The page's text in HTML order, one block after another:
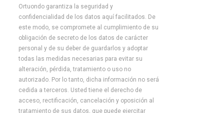
Ortuondo garantiza la seguridad y
confidencialidad de los datos aquí facilitados. De
este modo, se compromete al cumplimiento de su
obligación de secreto de los datos de carácter
personal y de su deber de guardarlos y adoptar
todas las medidas necesarias para evitar su
alteración, pérdida, tratamiento o uso no
autorizado. Por lo tanto, dicha información no será
cedida a terceros. Usted tiene el derecho de
acceso, rectificación, cancelación y oposición al
tratamiento de sus datos, que puede ejercitar